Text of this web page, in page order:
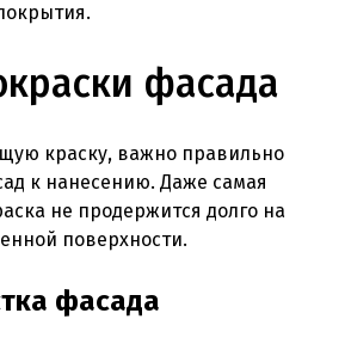
фасада
краску, важно правильно
к нанесению. Даже самая
не продержится долго на
поверхности.
фасада